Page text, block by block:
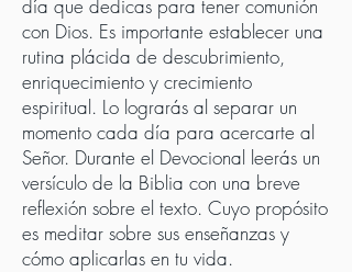
día que dedicas para tener comunión
con Dios. Es importante establecer una
rutina plácida de descubrimiento,
enriquecimiento y crecimiento
espiritual. Lo lograrás al separar un
momento cada día para acercarte al
Señor. Durante el Devocional leerás un
versículo de la Biblia con una breve
reflexión sobre el texto. Cuyo propósito
es meditar sobre sus enseñanzas y
cómo aplicarlas en tu vida.